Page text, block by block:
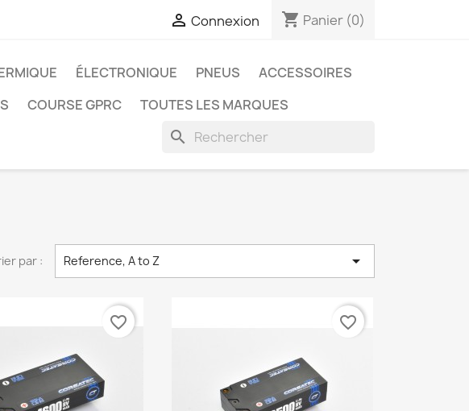
 Connexion shopping_cart Panier (0)
ÉLECTRONIQUE PNEUS
ACCESSOIRES
COURSE GPRC TOUTES LES MARQUES
search
par : Reference, A to Z 
favorite_border favorite_border